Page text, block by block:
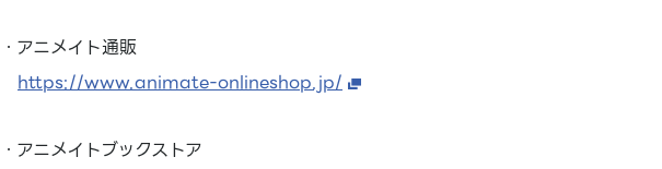
・アニメイト通販
https://www.animate-onlineshop.jp/
・アニメイトブックストア